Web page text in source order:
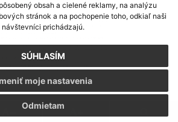
obsah a cielené reklamy, na analýzu
stránok a na pochopenie toho, odkiaľ naši
návštevníci prichádzajú.
SÚHLASÍM
Odmietam
moje nastavenia